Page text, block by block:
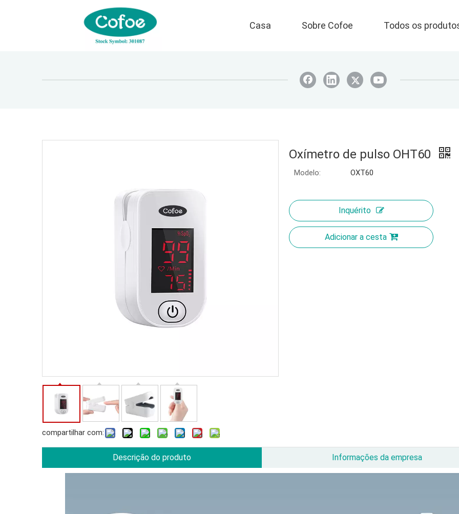
Casa Sobre Cofoe Todos os
compartilhar com:
Oxímetro de pulso OHT60
Modelo: OXT60
Inquérito
Adicionar a cesta
Descrição do produto Informações da empresa